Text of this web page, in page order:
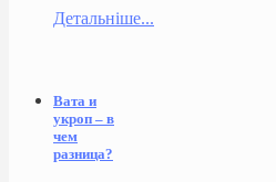
Детальніше...
Вата и
укроп – в
чем
разница?